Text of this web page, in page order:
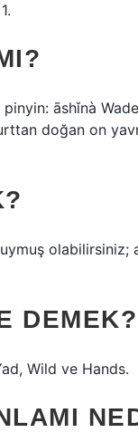
āshǐnà
doğan on
DEMEK?
Wild ve Hands.